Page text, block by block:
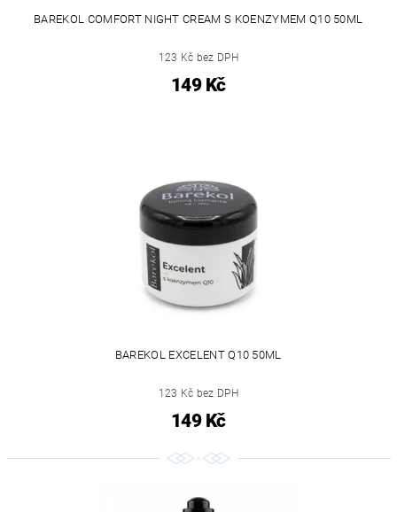
BAREKOL COMFORT NIGHT CREAM S KOENZYMEM Q10 50ML
123 Kč bez DPH
149 Kč
BAREKOL EXCELENT Q10 50ML
123 Kč bez DPH
149 Kč